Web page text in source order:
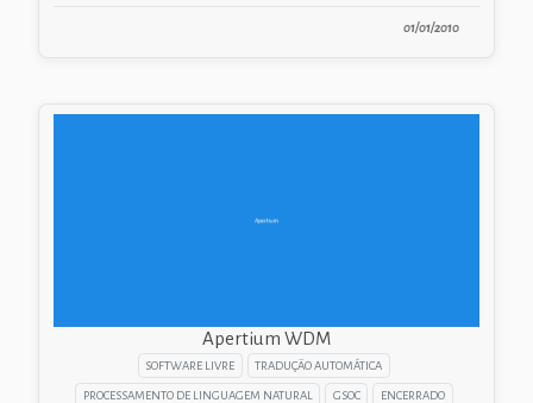
01/01/2010
Apertium WDM
SOFTWARE LIVRE TRADUÇÃO AUTOMÁTICA
PROCESSAMENTO DE LINGUAGEM NATURAL GSOC ENCERRADO